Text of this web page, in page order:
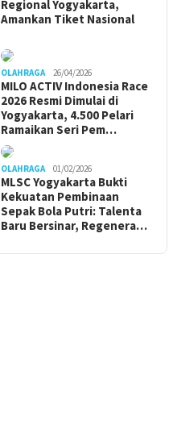
Regional Yogyakarta,
Amankan Tiket Nasional
OLAHRAGA 26/04/2026
MILO ACTIV Indonesia Race
2026 Resmi Dimulai di
Yogyakarta, 4.500 Pelari
Ramaikan Seri Pem…
OLAHRAGA 01/02/2026
MLSC Yogyakarta Bukti
Kekuatan Pembinaan
Sepak Bola Putri: Talenta
Baru Bersinar, Regenera…